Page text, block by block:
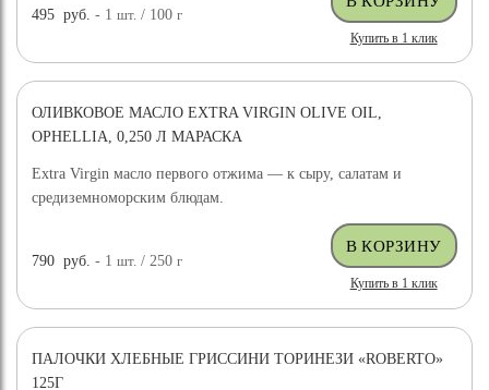
495 руб. - 1шт. / 100г
Купить в 1 клик
ОЛИВКОВОЕ МАСЛО EXTRA VIRGIN OLIVE OIL,
OPHELLIA, 0,250 Л МАРАСКА
Extra Virgin масло первого отжима — к сыру, салатам и
средиземноморским блюдам.
790 руб. - 1шт. / 250г
Купить в 1 клик
ПАЛОЧКИ ХЛЕБНЫЕ ГРИССИНИ ТОРИНЕЗИ «ROBERTO»
125Г